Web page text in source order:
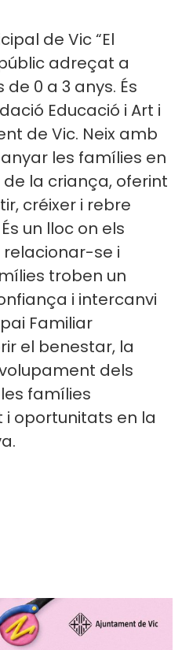
de Vic “El
adreçat a
0 a 3 anys. És
Educació i Art i
de Vic. Neix amb
les famílies en
la criança, oferint
créixer i rebre
un lloc on els
se i
troben un
i intercanvi
Familiar
el benestar, la
dels
famílies
i oportunitats en la